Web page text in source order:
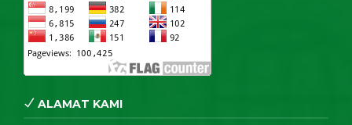
ALAMAT KAMI